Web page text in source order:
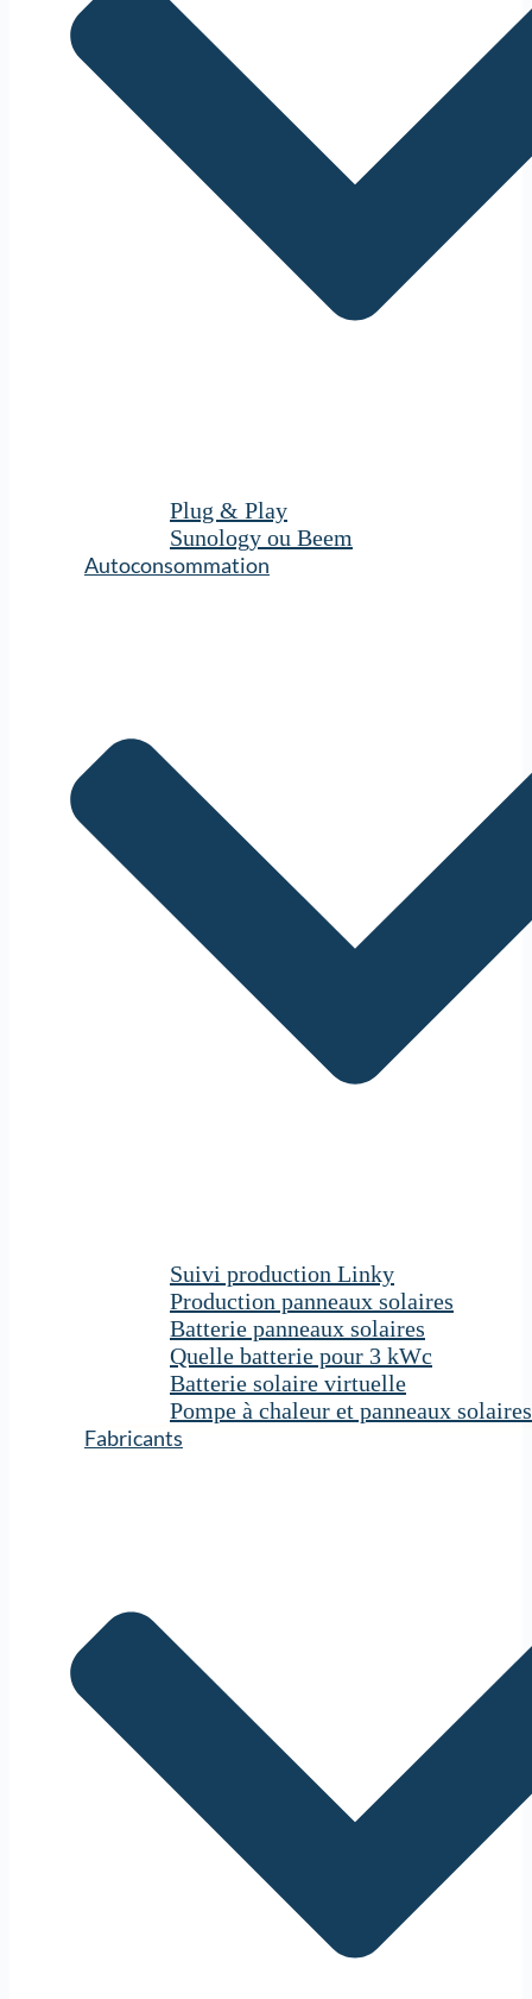
Plug & Play
Sunology ou Beem
Autoconsommation
Suivi production Linky
Production panneaux solaires
Batterie panneaux solaires
Quelle batterie pour 3 kWc
Batterie solaire virtuelle
Pompe à chaleur et panneaux solaires
Fabricants